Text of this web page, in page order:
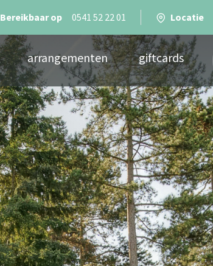
Bereikbaar op 0541 52 22 01 Locatie
arrangementen giftcards